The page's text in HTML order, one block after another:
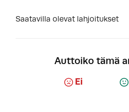
Saatavilla olevat lahjoitukset
Auttoiko tämä
Ei